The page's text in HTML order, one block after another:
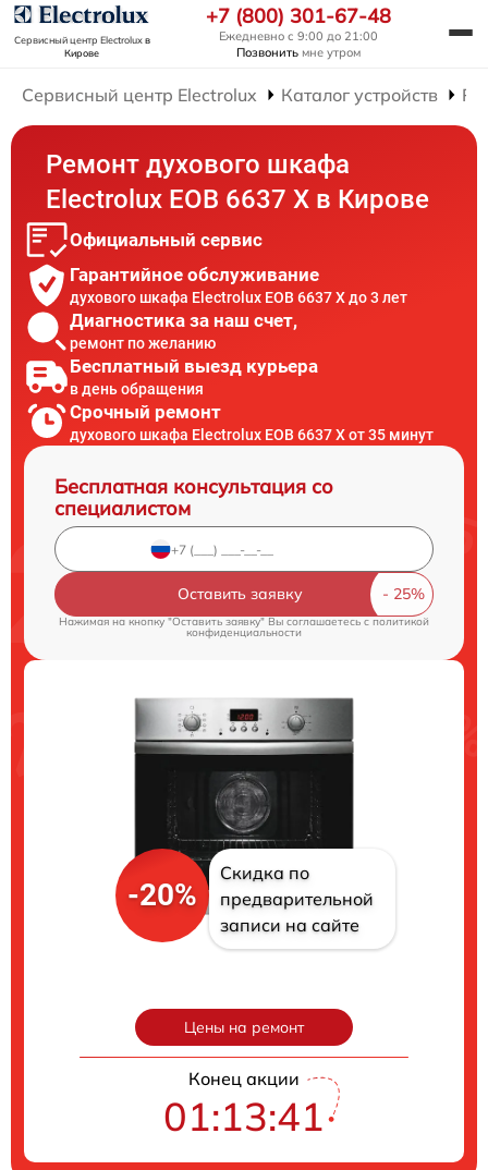
Сервисный центр Electroluxв
Кирове
+7 (800) 301-67-48
Ежедневно с 9:00 до 21:00
Позвонить мне утром
Сервисный центр Electrolux Каталог устройств
Ремонт духового шкафа
Electrolux EOB 6637 X в Кирове
Официальный сервис
Гарантийное обслуживание
духового шкафа Electrolux EOB 6637 X до 3 лет
Диагностика за наш счет,
ремонт по желанию
Бесплатный выезд курьера
в день обращения
Срочный ремонт
духового шкафа Electrolux EOB 6637 X от 35 минут
Бесплатная консультация со
специалистом
Оставить заявку
Нажимая на кнопку "Оставить заявку" Вы соглашаетесь cполитикой
конфиденциальности
-20%
Скидка по
предварительной
записи на сайте
Цены на ремонт
Конец акции
01:13:40